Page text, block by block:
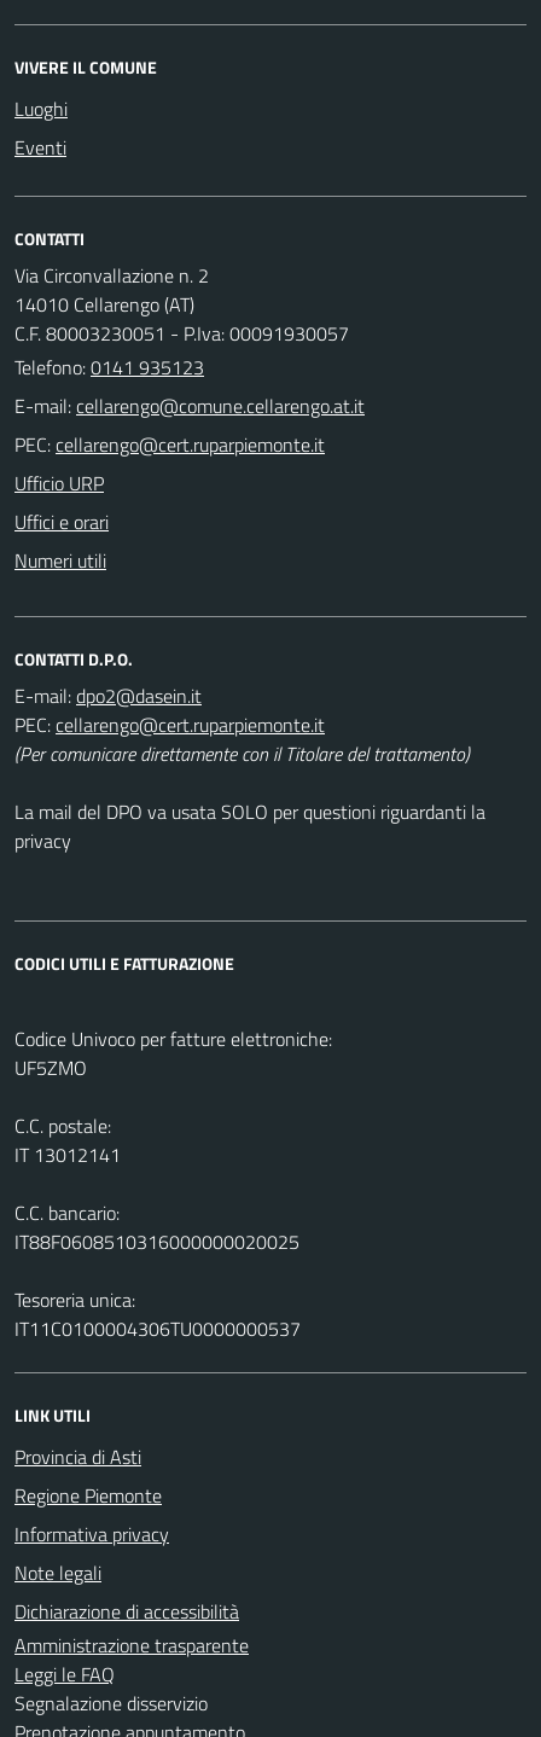
VIVERE IL COMUNE
Luoghi
Eventi
CONTATTI
Via Circonvallazione n. 2
14010 Cellarengo (AT)
C.F. 80003230051 - P.Iva: 00091930057
Telefono:0141 935123
E-mail:
PEC:
Ufficio URP
Uffici e orari
Numeri utili
CONTATTI D.P.O.
E-mail:
PEC:
(Per comunicare direttamente con il Titolare del trattamento)
La mail del DPO va usata SOLO per questioni riguardanti la
privacy
CODICI UTILI E FATTURAZIONE
Codice Univoco per fatture elettroniche:
UF5ZMO
C.C. postale:
IT 13012141
C.C. bancario:
IT88F0608510316000000020025
Tesoreria unica:
IT11C0100004306TU0000000537
LINK UTILI
Provincia di Asti
Regione Piemonte
Informativa privacy
Note legali
Dichiarazione di accessibilità
Amministrazione trasparente
Leggi le FAQ
Segnalazione disservizio